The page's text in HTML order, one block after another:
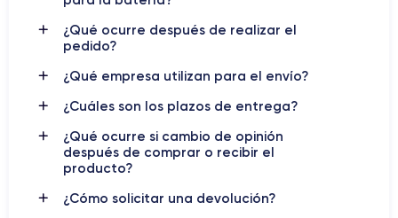
con la responsabilidad ética.
iPhone 14 se distingue por una serie de características
tecnológico.
Fotografía Avanzada:Gracias al nuevo sistema de
cámaras, que incluye una principal de 12MP con un sensor
más grande y píxeles más amplios, el iPhone 14 eleva la
¿Qué ocurre después de realizar el
pedido?
¿Qué empresa utilizan para el envío?
¿Cuáles son los plazos de entrega?
¿Qué ocurre si cambio de opinión
después de comprar o recibir el
producto?
¿Cómo solicitar una devolución?